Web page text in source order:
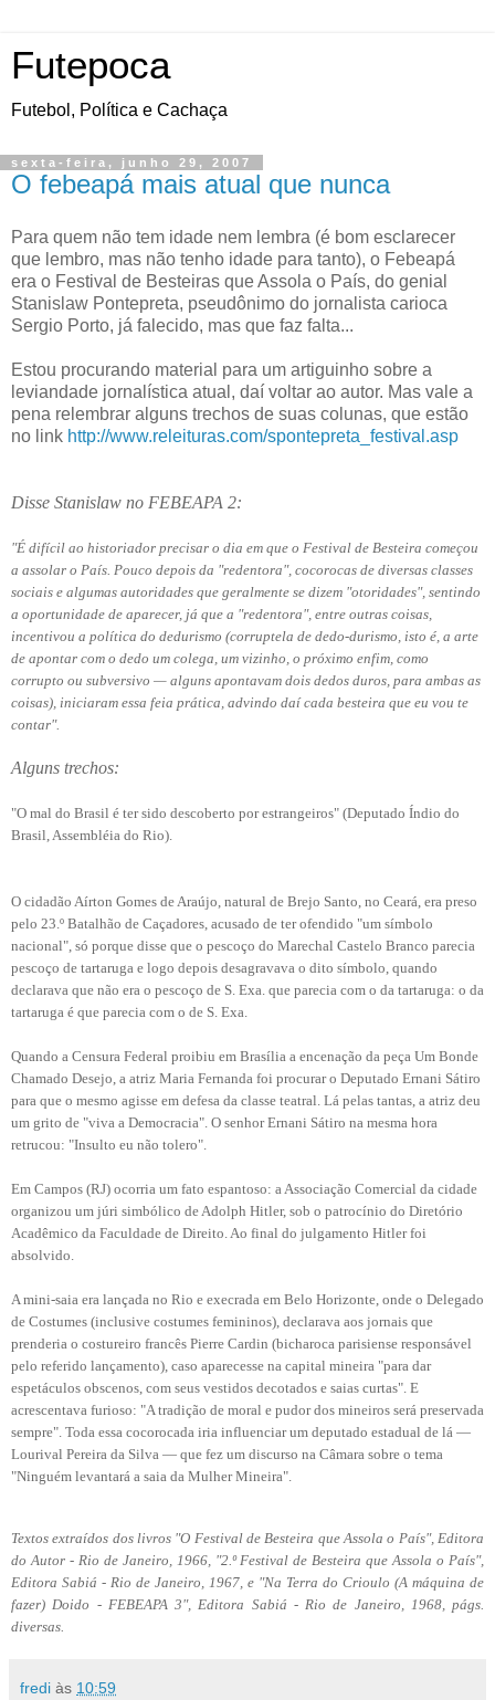
Futepoca
Futebol, Política e Cachaça
sexta-feira, junho 29, 2007
O febeapá mais atual que nunca
Para quem não tem idade nem lembra (é bom esclarecer
que lembro, mas não tenho idade para tanto), o Febeapá
era o Festival de Besteiras que Assola o País, do genial
Stanislaw Pontepreta, pseudônimo do jornalista carioca
Sergio Porto, já falecido, mas que faz falta...
Estou procurando material para um artiguinho sobre a
leviandade jornalística atual, daí voltar ao autor. Mas vale a
pena relembrar alguns trechos de suas colunas, que estão
no link http://www.releituras.com/spontepreta_festival.asp
Disse Stanislaw no FEBEAPA 2:
"É difícil ao historiador precisar o dia em que o Festival de Besteira começou
a assolar o País. Pouco depois da "redentora", cocorocas de diversas classes
sociais e algumas autoridades que geralmente se dizem "otoridades", sentindo
a oportunidade de aparecer, já que a "redentora", entre outras coisas,
incentivou a política do dedurismo (corruptela de dedo-durismo, isto é, a arte
de apontar com o dedo um colega, um vizinho, o próximo enfim, como
corrupto ou subversivo — alguns apontavam dois dedos duros, para ambas as
coisas), iniciaram essa feia prática, advindo daí cada besteira que eu vou te
contar".
Alguns trechos:
"O mal do Brasil é ter sido descoberto por estrangeiros" (Deputado Índio do
Brasil, Assembléia do Rio).
O cidadão Aírton Gomes de Araújo, natural de Brejo Santo, no Ceará, era preso
pelo 23.º Batalhão de Caçadores, acusado de ter ofendido "um símbolo
nacional", só porque disse que o pescoço do Marechal Castelo Branco parecia
pescoço de tartaruga e logo depois desagravava o dito símbolo, quando
declarava que não era o pescoço de S. Exa. que parecia com o da tartaruga: o da
tartaruga é que parecia com o de S. Exa.
Quando a Censura Federal proibiu em Brasília a encenação da peça Um Bonde
Chamado Desejo, a atriz Maria Fernanda foi procurar o Deputado Ernani Sátiro
para que o mesmo agisse em defesa da classe teatral. Lá pelas tantas, a atriz deu
um grito de "viva a Democracia". O senhor Ernani Sátiro na mesma hora
retrucou: "Insulto eu não tolero".
Em Campos (RJ) ocorria um fato espantoso: a Associação Comercial da cidade
organizou um júri simbólico de Adolph Hitler, sob o patrocínio do Diretório
Acadêmico da Faculdade de Direito. Ao final do julgamento Hitler foi
absolvido.
A mini-saia era lançada no Rio e execrada em Belo Horizonte, onde o Delegado
de Costumes (inclusive costumes femininos), declarava aos jornais que
prenderia o costureiro francês Pierre Cardin (bicharoca parisiense responsável
pelo referido lançamento), caso aparecesse na capital mineira "para dar
espetáculos obscenos, com seus vestidos decotados e saias curtas". E
acrescentava furioso: "A tradição de moral e pudor dos mineiros será preservada
sempre". Toda essa cocorocada iria influenciar um deputado estadual de lá —
Lourival Pereira da Silva — que fez um discurso na Câmara sobre o tema
"Ninguém levantará a saia da Mulher Mineira".
Textos extraídos dos livros "O Festival de Besteira que Assola o País", Editora
do Autor - Rio de Janeiro, 1966, "2.º Festival de Besteira que Assola o País",
Editora Sabiá - Rio de Janeiro, 1967, e "Na Terra do Crioulo (A máquina de
fazer) Doido - FEBEAPA 3", Editora Sabiá - Rio de Janeiro, 1968, págs.
diversas.
fredi às 10:59